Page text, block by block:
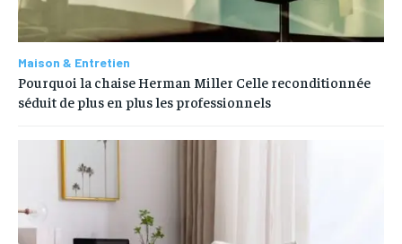
Maison & Entretien
Pourquoi la chaise Herman Miller Celle reconditionnée
séduit de plus en plus les professionnels